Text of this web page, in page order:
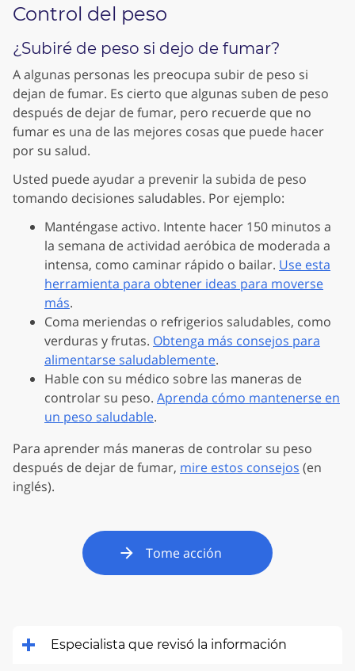
Control del peso
¿Subiré de peso si dejo de fumar?
A algunas personas les preocupa subir de peso si
dejan de fumar. Es cierto que algunas suben de peso
después de dejar de fumar, pero recuerde que no
fumar es una de las mejores cosas que puede hacer
por su salud.
Usted puede ayudar a prevenir la subida de peso
tomando decisiones saludables. Por ejemplo:
Manténgase activo. Intente hacer 150 minutos a
la semana de actividad aeróbica de moderada a
intensa, como caminar rápido o bailar. Use esta
herramienta para obtener ideas para moverse
más.
Coma meriendas o refrigerios saludables, como
verduras y frutas. Obtenga más consejos para
alimentarse saludablemente.
Hable con su médico sobre las maneras de
controlar su peso. Aprenda cómo mantenerse en
un peso saludable.
Para aprender más maneras de controlar su peso
después de dejar de fumar, mire estos consejos (en
inglés).
Tome acción
Especialista que revisó la información